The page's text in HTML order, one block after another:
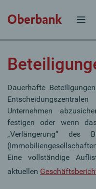
Dauerhafte
Unternehmen
festigen oder wenn
„Verlängerung“ des
Eine vollständige
aktuellen